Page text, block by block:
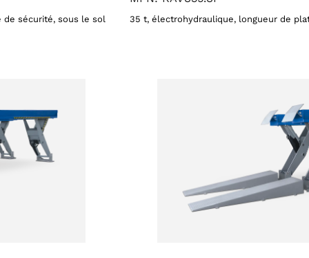
de sécurité, sous le sol 35 t, électrohydraulique, longueur de